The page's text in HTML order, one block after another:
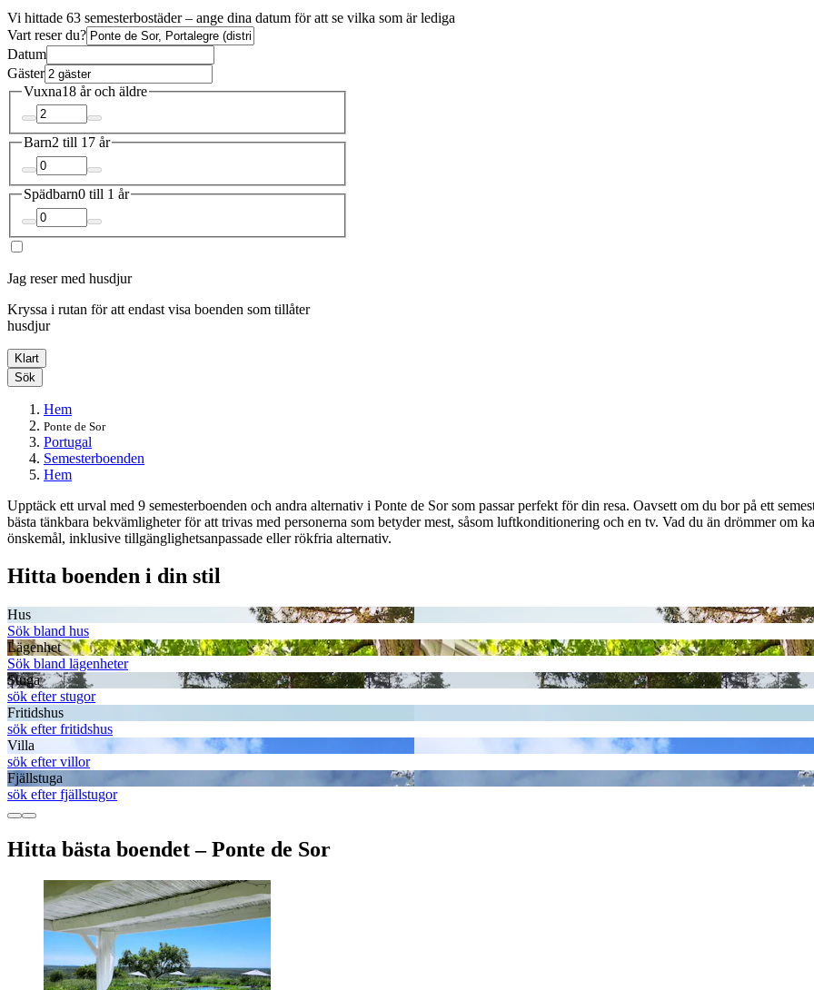
Vi hittade 63 semesterbostäder – ange dina datum för att se vilka som är lediga
Vart reser du?
Datum
Gäster
Vuxna18 år och äldre
Barn2 till 17 år
Spädbarn0 till 1 år
Jag reser med husdjur
Kryssa i rutan för att endast visa boenden som tillåter
husdjur
Klart
Sök
Hem
Ponte de Sor
Portugal
Semesterboenden
Hem
Upptäck ett urval med 9 semesterboenden och andra alternativ i Ponte de Sor som passar perfekt för din resa. Oavsett om du bor på ett
bästa tänkbara bekvämligheter för att trivas med personerna som betyder mest, såsom luftkonditionering och en tv. Vad du än drömmer om
önskemål, inklusive tillgänglighetsanpassade eller rökfria alternativ.
Hitta boenden i din stil
Hus
Sök bland hus
Lägenhet
Sök bland lägenheter
Stuga
sök efter stugor
Fritidshus
sök efter fritidshus
Villa
sök efter villor
Fjällstuga
sök efter fjällstugor
Hitta bästa boendet – Ponte de Sor